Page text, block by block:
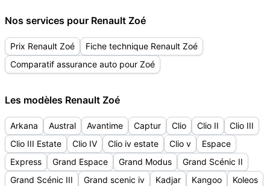
Nos services pour Renault Zoé
Prix Renault Zoé
Fiche technique Renault Zoé
Comparatif assurance auto pour Zoé
Les modèles Renault Zoé
Arkana Austral Avantime Captur Clio Clio II
Clio III
Clio III Estate
Clio IV Clio iv estate Clio v
Espace
Express
Grand Espace Grand Modus
Grand Scénic II
Grand Scénic III
Grand scenic iv Kadjar Kangoo
Koleos